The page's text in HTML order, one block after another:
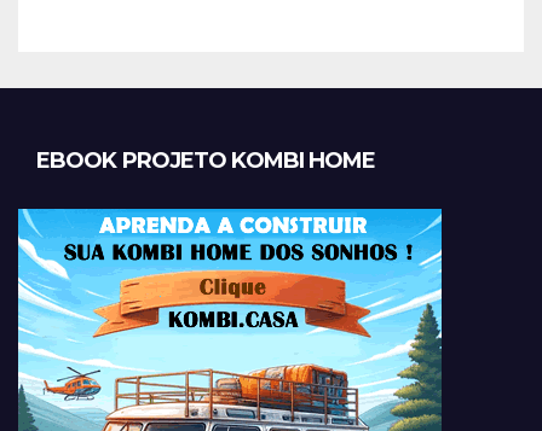
EBOOK PROJETO KOMBI HOME